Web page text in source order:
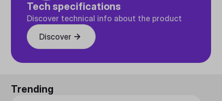
Tech specifications
Discover technical info about the product
Discover
Trending